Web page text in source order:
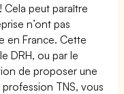
peut paraître
n’ont pas
en France. Cette
DRH, ou par le
de proposer une
TNS, vous